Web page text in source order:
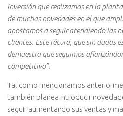
inversión que realizamos en la
de muchas novedades en el que
apostamos a seguir atendiendo las
clientes. Este récord, que sin dudas
demuestra que seguimos
competitivo”.
Tal como mencionamos
también planea introducir
seguir aumentando sus ventas y